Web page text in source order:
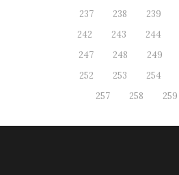
237
238 239
242
243 244
247
248 249
252
253 254
257
258 259